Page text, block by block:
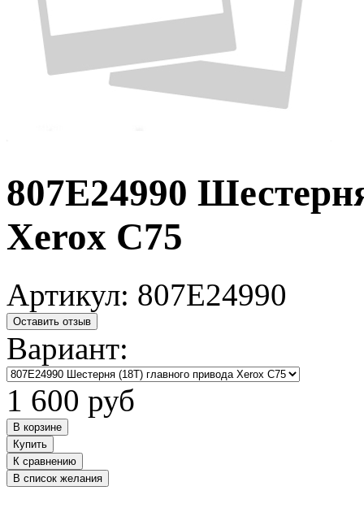
807E24990
Xerox C75
Артикул: 807E24990
Оставить отзыв
Вариант:
1 600 руб
В корзине
Купить
К сравнению
В список желания